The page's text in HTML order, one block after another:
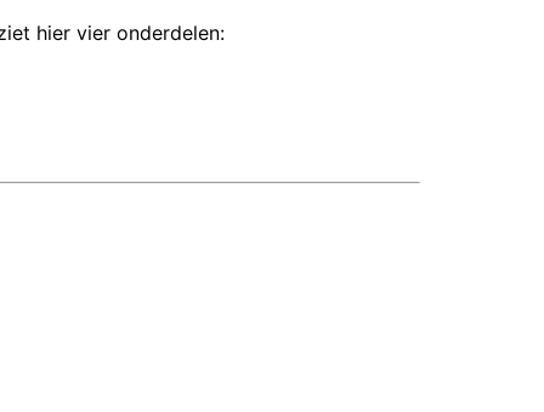
hier vier onderdelen: